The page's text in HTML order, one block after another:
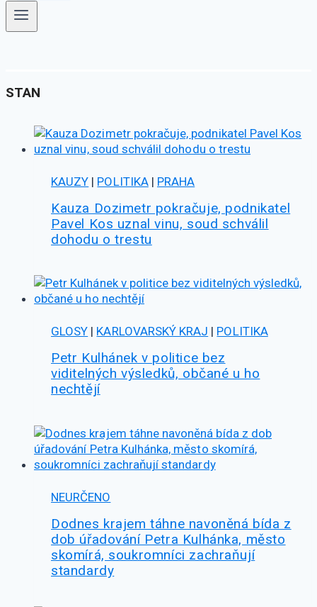
STAN
KAUZY | POLITIKA| PRAHA
Kauza Dozimetr pokračuje, podnikatel
Pavel Kos uznal vinu, soud schválil
dohodu o trestu
GLOSY | KARLOVARSKÝ KRAJ | POLITIKA
Petr Kulhánek v politice bez
viditelných výsledků, občané u ho
nechtějí
NEURČENO
Dodnes krajem táhne navoněná bída z
dob úřadování Petra Kulhánka, město
skomírá, soukromníci zachraňují
standardy